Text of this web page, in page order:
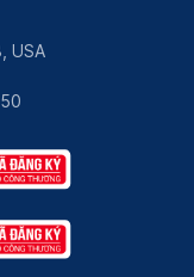
USA